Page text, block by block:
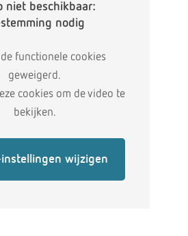
niet beschikbaar:
nodig
functionele cookies
geweigerd.
cookies om de video te
bekijken.
instellingen wijzigen